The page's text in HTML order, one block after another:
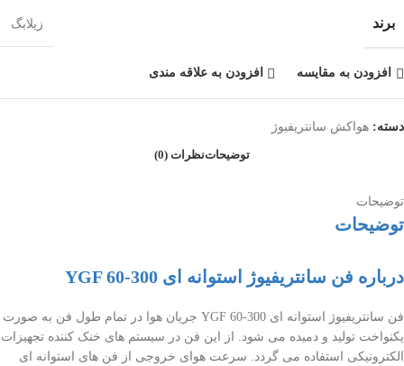
برند زیلابگ
افزودن به مقایسه افزودن به علاقه مندی
دسته: هواکش سانتریفیوژ
توضیحاتنظرات (0)
توضیحات
توضیحات
درباره فن سانتریفیوژ استوانه ای YGF 60-300
فن سانتریفیوژ استوانه ای YGF 60-300 جریان هوا در تمام طول فن به صورت
یکنواخت تولید و دمیده می شود. از این فن در سیستم های خنک کننده تجهیزات
الکترونیکی استفاده می گردد. سرعت هوای خروجی از فن های استوانه ای